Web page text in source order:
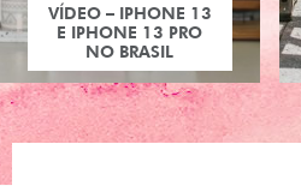
VÍDEO – IPHONE 13
E IPHONE 13 PRO
NO BRASIL